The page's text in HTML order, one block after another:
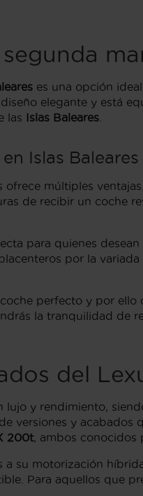
es una opción
elegante y está
las Islas Baleares
Islas
ofrece múltiples
de recibir un coche
para quienes
por la
perfecto y por
la tranquilidad
del
lujo y rendimiento,
versiones y
200t, ambos conocidos
a su motorización
Para aquellos que